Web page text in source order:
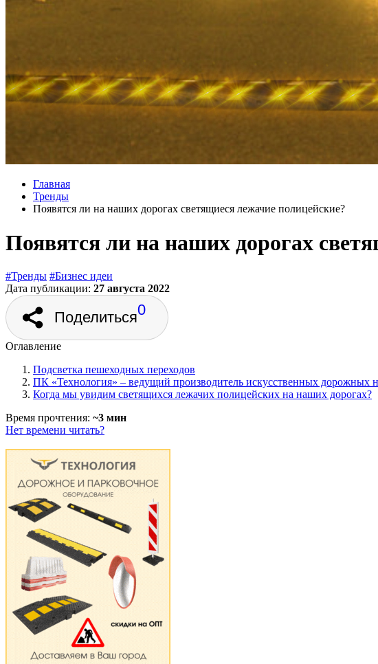
Главная
Тренды
Появятся ли на наших дорогах светящиеся лежачие полицейские?
Появятся ли на наших дорогах
#Тренды #Бизнес идеи
Дата публикации: 27 августа 2022
Поделиться0
Оглавление
Подсветка пешеходных переходов
ПК «Технология» – ведущий производитель искусственных дорожных
Когда мы увидим светящихся лежачих полицейских на наших дорогах?
Время прочтения: ~3 мин
Нет времени читать?